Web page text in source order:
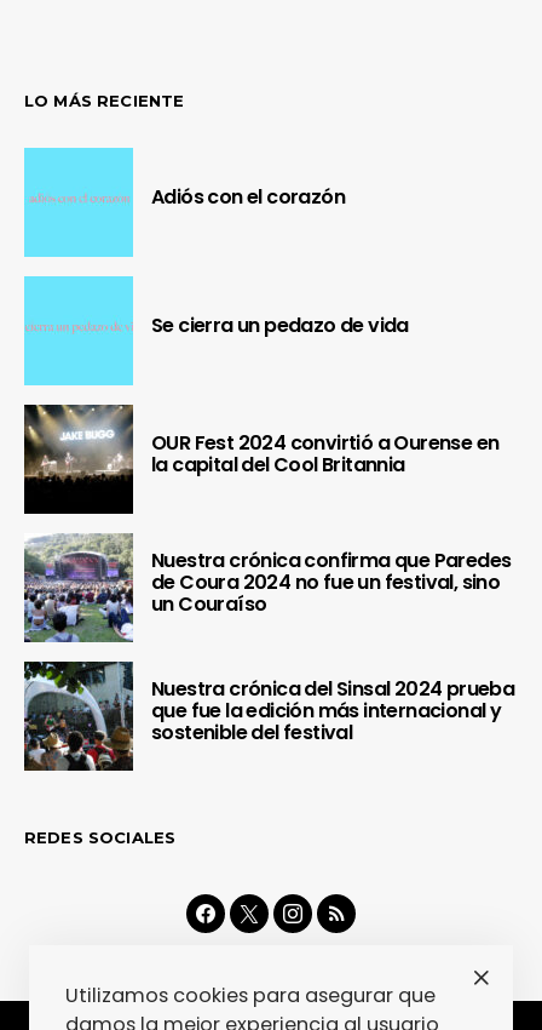
LO MÁS RECIENTE
Adiós con el corazón
Se cierra un pedazo de vida
OUR Fest 2024 convirtió a Ourense en
la capital del Cool Britannia
Nuestra crónica confirma que Paredes
de Coura 2024 no fue un festival, sino
un Couraíso
Nuestra crónica del Sinsal 2024 prueba
que fue la edición más internacional y
sostenible del festival
REDES SOCIALES
Utilizamos cookies para asegurar que